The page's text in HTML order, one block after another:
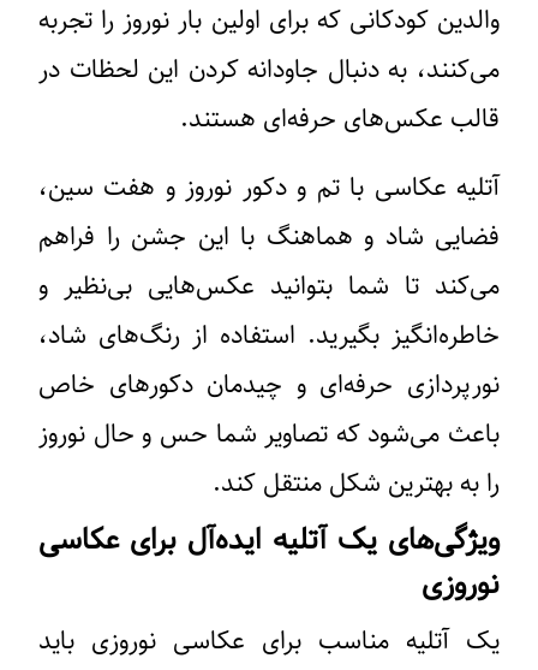
والدین کودکانی که برای اولین بار نوروز را تجربه
می‌کنند، به دنبال جاودانه کردن این لحظات در
قالب عکس‌های حرفه‌ای هستند.
آتلیه عکاسی با تم و دکور نوروز و هفت سین،
فضایی شاد و هماهنگ با این جشن را فراهم
می‌کند تا شما بتوانید عکس‌هایی بی‌نظیر و
خاطره‌انگیز بگیرید. استفاده از رنگ‌های شاد،
نورپردازی حرفه‌ای و چیدمان دکورهای خاص
باعث می‌شود که تصاویر شما حس و حال نوروز
را به بهترین شکل منتقل کند.
ویژگی‌های یک آتلیه ایده‌آل برای عکاسی
نوروزی
یک آتلیه مناسب برای عکاسی نوروزی باید